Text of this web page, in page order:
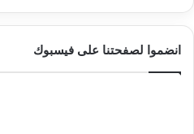
انضموا لصفحتنا على فيسبوك